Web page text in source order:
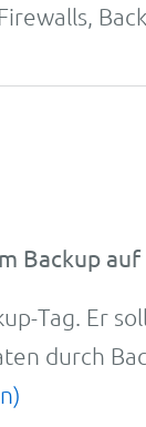
Backup
Tag. Er
durch